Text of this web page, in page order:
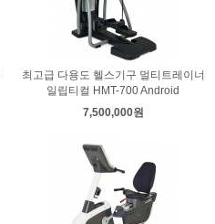
최고급 다용도 헬스기구 멀티트레이너
일립티컬 HMT-700 Android
7,500,000원